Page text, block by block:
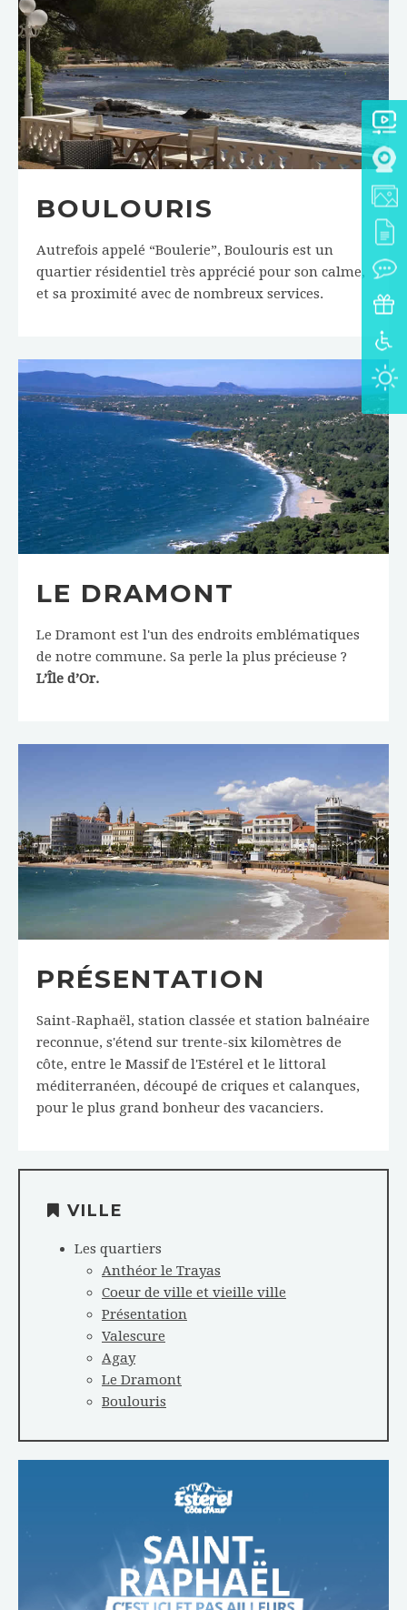
BOULOURIS
Autrefois appelé “Boulerie”, Boulouris est un
quartier résidentiel très apprécié pour son calme,
et sa proximité avec de nombreux services.
LE DRAMONT
Le Dramont est l'un des endroits emblématiques
de notre commune. Sa perle la plus précieuse ?
L’Île d’Or.
PRÉSENTATION
Saint-Raphaël, station classée et station balnéaire
reconnue, s'étend sur trente-six kilomètres de
côte, entre le Massif de l'Estérel et le littoral
méditerranéen, découpé de criques et calanques,
pour le plus grand bonheur des vacanciers.
VILLE
Les quartiers
Anthéor le Trayas
Coeur de ville et vieille ville
Présentation
Valescure
Agay
Le Dramont
Boulouris